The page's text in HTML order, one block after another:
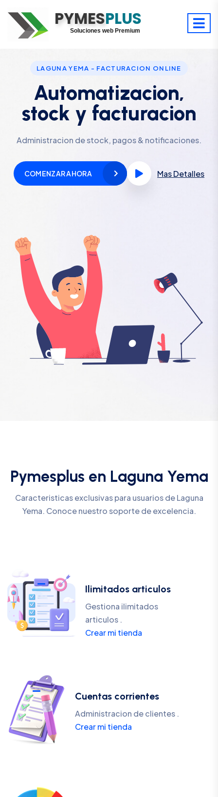
PYMESPLUS
Digitaliza tu éxito
Soluciones web Premium
LAGUNA YEMA - FACTURACION ONLINE
Automatizacion,
stock y facturacion
Administracion de stock, pagos & notificaciones.
COMENZAR AHORA Mas Detalles
Pymesplus en Laguna Yema
Caracteristicas exclusivas para usuarios de Laguna
Yema. Conoce nuestro soporte de excelencia.
Ilimitados articulos
Gestiona ilimitados
articulos .
Crear mi tienda
Cuentas corrientes
Administracion de clientes .
Crear mi tienda